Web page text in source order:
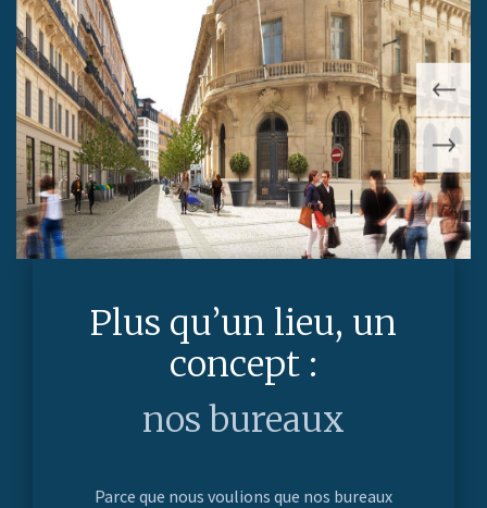
Plus qu’un lieu, un
concept :
nos bureaux
Parce que nous voulions que nos bureaux